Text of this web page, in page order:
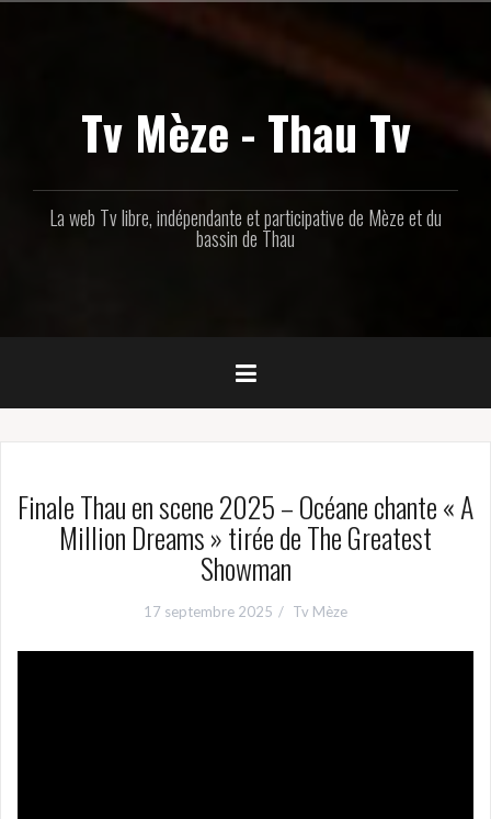
Tv Mèze - Thau Tv
La web Tv libre, indépendante et participative de Mèze et du
bassin de Thau
Finale Thau en scene 2025 – Océane chante « A
Million Dreams » tirée de The Greatest
Showman
17 septembre 2025 Tv Mèze